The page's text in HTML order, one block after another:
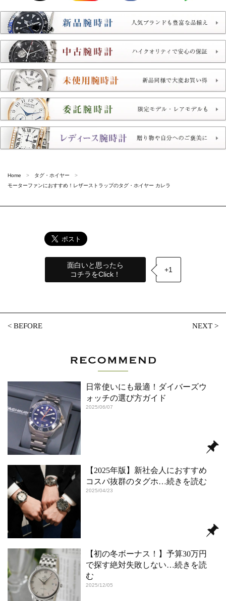
Home
タグ・ホイヤー
モーターファンにおすすめ！レザーストラップのタグ・ホイヤー カレラ
面白いと思ったら
コチラをClick！
+1
<BEFORE NEXT>
日常使いにも最適！ダイバーズウ
ォッチの選び方ガイド
2025/06/07
【2025年版】新社会人におすすめ
コスパ抜群のタグホ…続きを読む
2025/04/23
【初の冬ボーナス！】予算30万円
で探す絶対失敗しない…続きを読
む
2025/12/05